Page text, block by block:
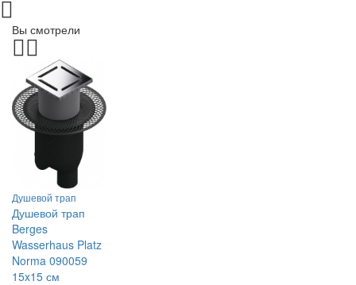
Вы смотрели
Душевой трап
Душевой трап
Berges
Wasserhaus Platz
Norma 090059
15x15 см